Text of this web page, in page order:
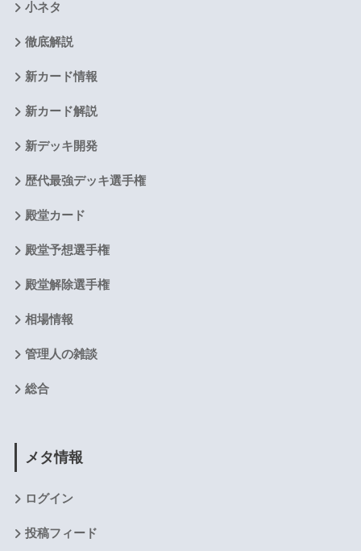
小ネタ
徹底解説
新カード情報
新カード解説
新デッキ開発
歴代最強デッキ選手権
殿堂カード
殿堂予想選手権
殿堂解除選手権
相場情報
管理人の雑談
総合
メタ情報
ログイン
投稿フィード